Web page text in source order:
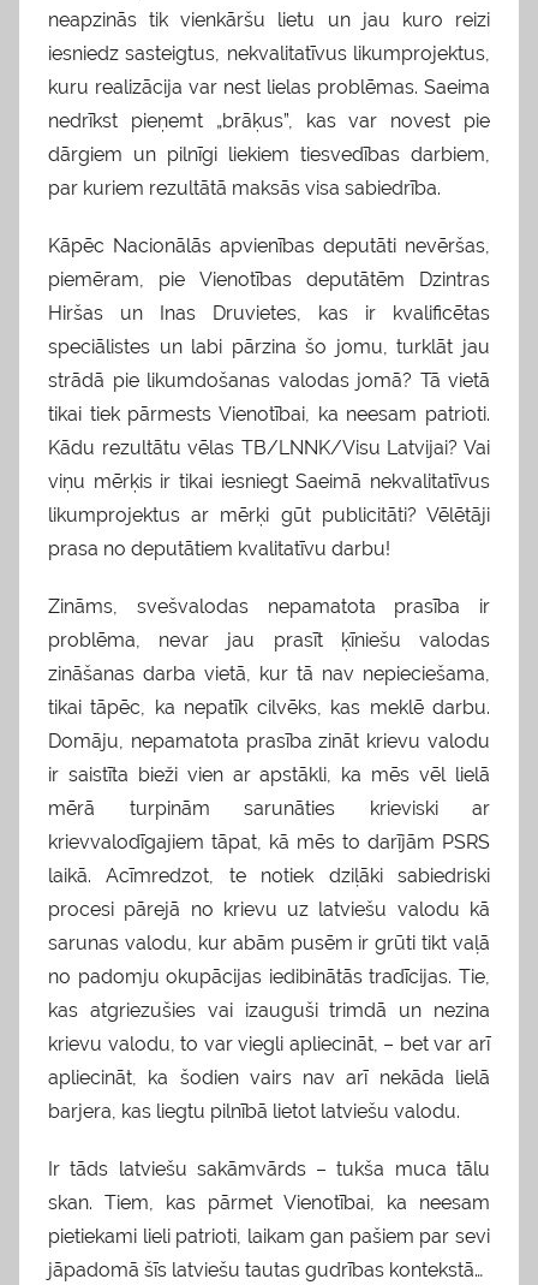
neapzinās tik vienkāršu lietu un jau kuro reizi
iesniedz sasteigtus, nekvalitatīvus likumprojektus,
kuru realizācija var nest lielas problēmas. Saeima
nedrīkst pieņemt „brāķus”, kas var novest pie
dārgiem un pilnīgi liekiem tiesvedības darbiem,
par kuriem rezultātā maksās visa sabiedrība.
Kāpēc Nacionālās apvienības deputāti nevēršas,
piemēram, pie Vienotības deputātēm Dzintras
Hiršas un Inas Druvietes, kas ir kvalificētas
speciālistes un labi pārzina šo jomu, turklāt jau
strādā pie likumdošanas valodas jomā? Tā vietā
tikai tiek pārmests Vienotībai, ka neesam patrioti.
Kādu rezultātu vēlas TB/LNNK/Visu Latvijai? Vai
viņu mērķis ir tikai iesniegt Saeimā nekvalitatīvus
likumprojektus ar mērķi gūt publicitāti? Vēlētāji
prasa no deputātiem kvalitatīvu darbu!
Zināms, svešvalodas nepamatota prasība ir
problēma, nevar jau prasīt ķīniešu valodas
zināšanas darba vietā, kur tā nav nepieciešama,
tikai tāpēc, ka nepatīk cilvēks, kas meklē darbu.
Domāju, nepamatota prasība zināt krievu valodu
ir saistīta bieži vien ar apstākli, ka mēs vēl lielā
mērā turpinām sarunāties krieviski ar
krievvalodīgajiem tāpat, kā mēs to darījām PSRS
laikā. Acīmredzot, te notiek dziļāki sabiedriski
procesi pārejā no krievu uz latviešu valodu kā
sarunas valodu, kur abām pusēm ir grūti tikt vaļā
no padomju okupācijas iedibinātās tradīcijas. Tie,
kas atgriezušies vai izauguši trimdā un nezina
krievu valodu, to var viegli apliecināt, – bet var arī
apliecināt, ka šodien vairs nav arī nekāda lielā
barjera, kas liegtu pilnībā lietot latviešu valodu.
Ir tāds latviešu sakāmvārds – tukša muca tālu
skan. Tiem, kas pārmet Vienotībai, ka neesam
pietiekami lieli patrioti, laikam gan pašiem par sevi
jāpadomā šīs latviešu tautas gudrības kontekstā…